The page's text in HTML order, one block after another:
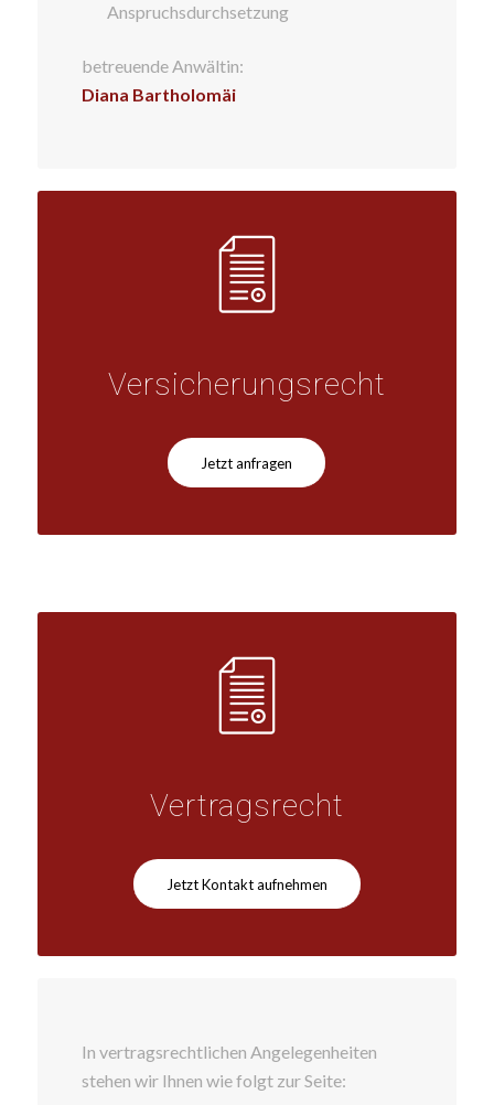
Anspruchsdurchsetzung
betreuende Anwältin:
Diana Bartholomäi
Versicherungsrecht
Jetzt anfragen
Vertragsrecht
Jetzt Kontakt aufnehmen
In vertragsrechtlichen Angelegenheiten
stehen wir Ihnen wie folgt zur Seite: